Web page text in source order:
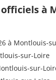
à
à Montlouis-
sur-Loire
sur-